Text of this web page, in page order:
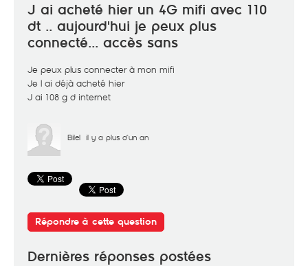
J ai acheté hier un 4G mifi avec 110
dt .. aujourd'hui je peux plus
connecté... accès sans
Je peux plus connecter à mon mifi
Je l ai déjà acheté hier
J ai 108 g d internet
Bilel il y a plus d'un an
Répondre à cette question
Dernières réponses postées